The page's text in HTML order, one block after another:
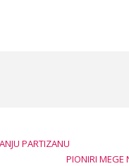
PARTIZANU
PIONIRI MEGE